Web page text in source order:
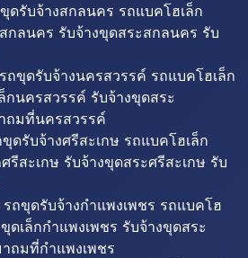
ดรับจ้างสกลนคร รถแบคโฮเล็ก
กลนคร รับจ้างขุดสระสกลนคร รับ
ถขุดรับจ้างนครสวรรค์ รถแบคโฮเล็ก
กนครสวรรค์ รับจ้างขุดสระ
ถมที่นครสวรรค์
ดรับจ้างศรีสะเกษ รถแบคโฮเล็ก
รีสะเกษ รับจ้างขุดสระศรีสะเกษ รับ
ถขุดรับจ้างกำแพงเพชร รถแบคโฮ
ดเล็กกำแพงเพชร รับจ้างขุดสระ
ถมที่กำแพงเพชร